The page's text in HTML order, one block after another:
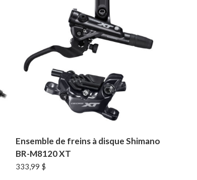
Ensemble de freins à disque Shimano
BR-M8120 XT
333,99 $